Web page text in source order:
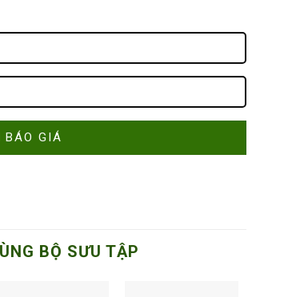
BỘ SƯU TẬP